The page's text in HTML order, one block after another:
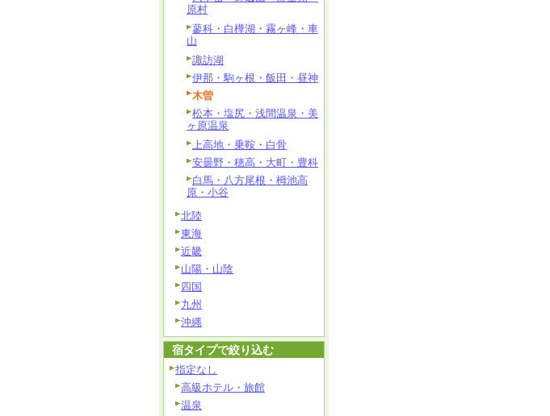
原村
蓼科・白樺湖・霧ヶ峰・車
山
諏訪湖
伊那・駒ヶ根・飯田・昼神
木曽
松本・塩尻・浅間温泉・美
ヶ原温泉
上高地・乗鞍・白骨
安曇野・穂高・大町・豊科
白馬・八方尾根・栂池高
原・小谷
北陸
東海
近畿
山陽・山陰
四国
九州
沖縄
宿タイプで絞り込む
指定なし
高級ホテル・旅館
温泉